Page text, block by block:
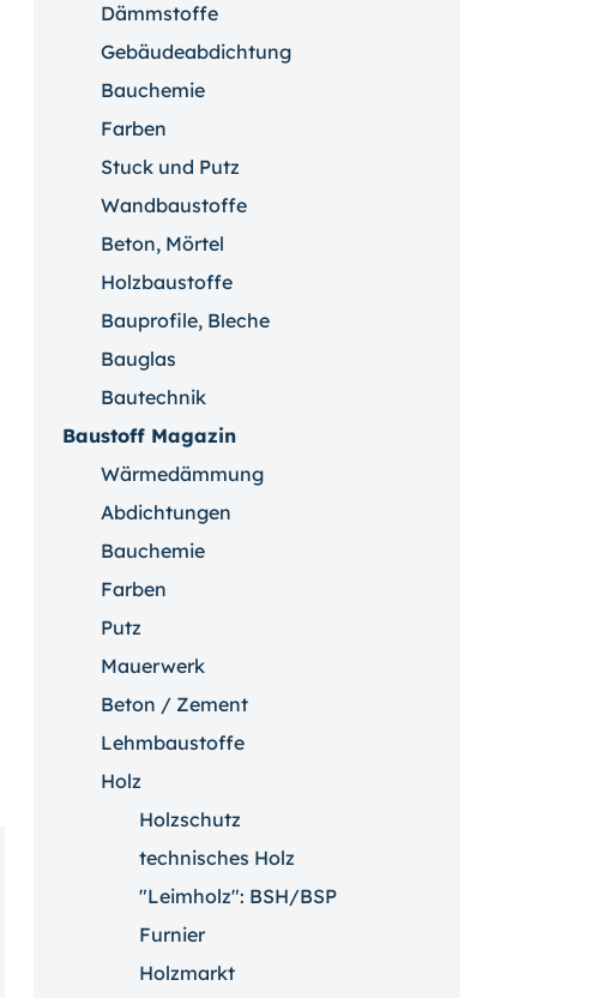
Dämmstoffe
Gebäudeabdichtung
Bauchemie
Farben
Stuck und Putz
Wandbaustoffe
Beton, Mörtel
Holzbaustoffe
Bauprofile, Bleche
Bauglas
Bautechnik
Baustoff Magazin
Wärmedämmung
Abdichtungen
Bauchemie
Farben
Putz
Mauerwerk
Beton / Zement
Lehmbaustoffe
Holz
Holzschutz
technisches Holz
"Leimholz": BSH/BSP
Furnier
Holzmarkt